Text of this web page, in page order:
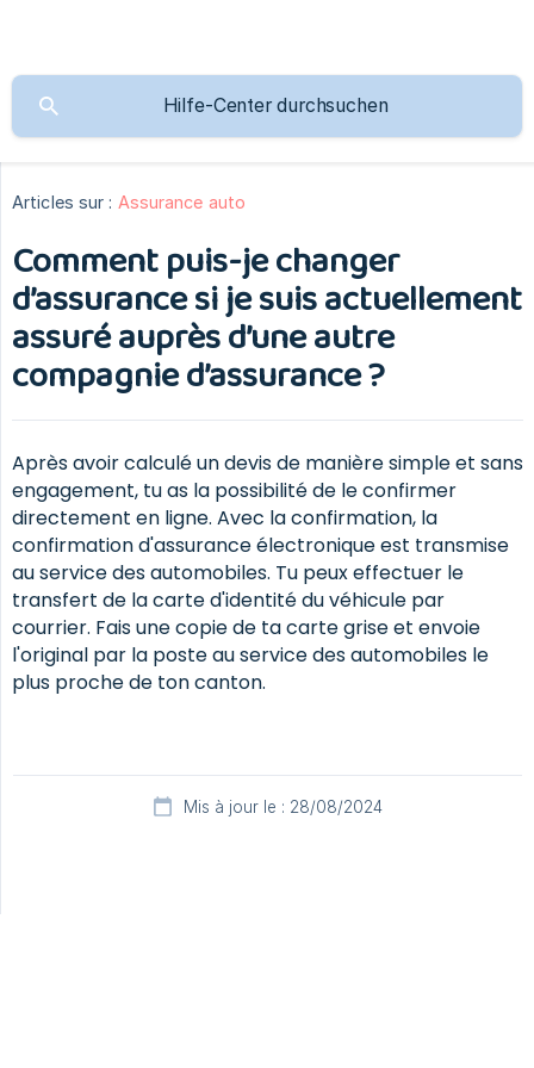
Articles sur : Assurance auto
Comment puis-je changer
d’assurance si je suis actuellement
assuré auprès d’une autre
compagnie d’assurance ?
Après avoir calculé un devis de manière simple et sans
engagement, tu as la possibilité de le confirmer
directement en ligne. Avec la confirmation, la
confirmation d'assurance électronique est transmise
au service des automobiles. Tu peux effectuer le
transfert de la carte d'identité du véhicule par
courrier. Fais une copie de ta carte grise et envoie
l'original par la poste au service des automobiles le
plus proche de ton canton.
Mis à jour le : 28/08/2024